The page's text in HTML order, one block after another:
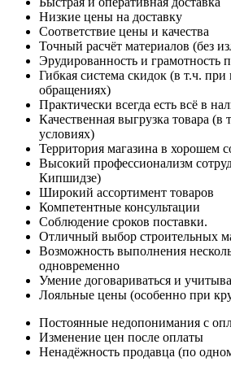
Низкие цены на доставку
Соответствие цены и качества
Точный расчёт материалов (без
Эрудированность и грамотность
Гибкая система скидок (в т.ч.
обращениях)
Практически всегда есть всё в
Качественная выгрузка товара (в
условиях)
Территория магазина в хорошем
Высокий профессионализм
Кипшидзе)
Широкий ассортимент товаров
Компетентные консультации
Соблюдение сроков поставки.
Отличный выбор строительных
Возможность выполнения
одновременно
Умение договариваться и
Лояльные цены (особенно при
Постоянные недопонимания с
Изменение цен после оплаты
Ненадёжность продавца (по